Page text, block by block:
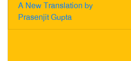
A New Translation by
Prasenjit Gupta